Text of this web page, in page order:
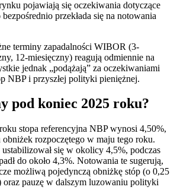
pojawiają się oczekiwania dotyczące
przekłada się na notowania
terminy zapadalności WIBOR (3-
12-miesięczny) reagują odmiennie na
jednak „podążają” za oczekiwaniami
NBP i przyszłej polityki pieniężnej.
pod koniec 2025 roku?
stopa referencyjna NBP wynosi 4,50%,
rozpoczętego w maju tego roku.
się w okolicy 4,5%, podczas
do około 4,3%. Notowania te sugerują,
możliwą pojedynczą obniżkę stóp (o 0,25
oraz pauzę w dalszym luzowaniu polityki